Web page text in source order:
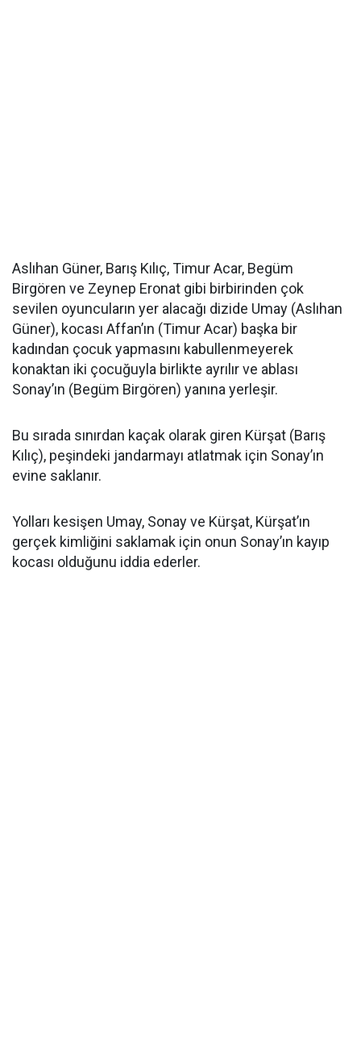
Aslıhan Güner, Barış Kılıç, Timur Acar, Begüm
Birgören ve Zeynep Eronat gibi birbirinden çok
sevilen oyuncuların yer alacağı dizide Umay (Aslıhan
Güner), kocası Affan’ın (Timur Acar) başka bir
kadından çocuk yapmasını kabullenmeyerek
konaktan iki çocuğuyla birlikte ayrılır ve ablası
Sonay’ın (Begüm Birgören) yanına yerleşir.
Bu sırada sınırdan kaçak olarak giren Kürşat (Barış
Kılıç), peşindeki jandarmayı atlatmak için Sonay’ın
evine saklanır.
Yolları kesişen Umay, Sonay ve Kürşat, Kürşat’ın
gerçek kimliğini saklamak için onun Sonay’ın kayıp
kocası olduğunu iddia ederler.